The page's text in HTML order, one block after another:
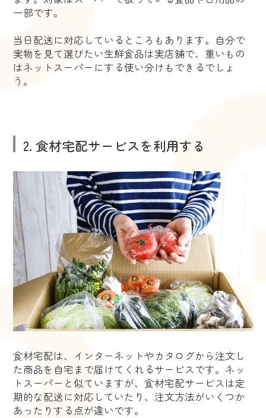
一部です。
当日配送に対応しているところもあります。自分で
実物を見て選びたい生鮮食品は実店舗で、重いもの
はネットスーパーにする使い分けもできるでしょ
う。
2. 食材宅配サービスを利用する
食材宅配は、インターネットやカタログから注文し
た商品を自宅まで届けてくれるサービスです。ネッ
トスーパーと似ていますが、食材宅配サービスは定
期的な配送に対応していたり、注文方法がいくつか
あったりする点が違いです。